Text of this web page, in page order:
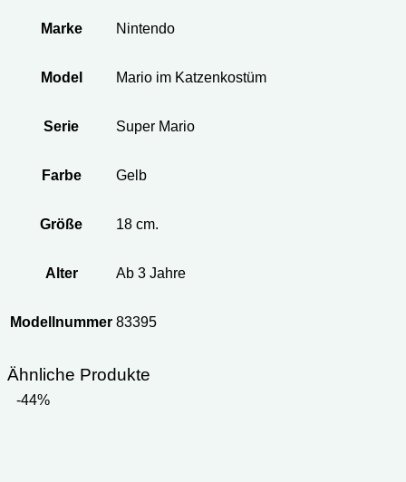
Marke Nintendo
Model Mario im Katzenkostüm
Serie Super Mario
Farbe Gelb
Größe 18 cm.
Alter Ab 3 Jahre
Modellnummer 83395
Ähnliche Produkte
-44%